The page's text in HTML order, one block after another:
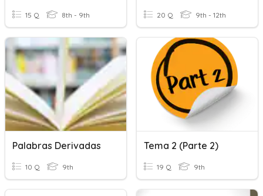
15 Q 8th - 9th 20 Q 9th - 12th
Palabras Derivadas
10 Q 9th
Tema 2 (parte 2)
19 Q 9th